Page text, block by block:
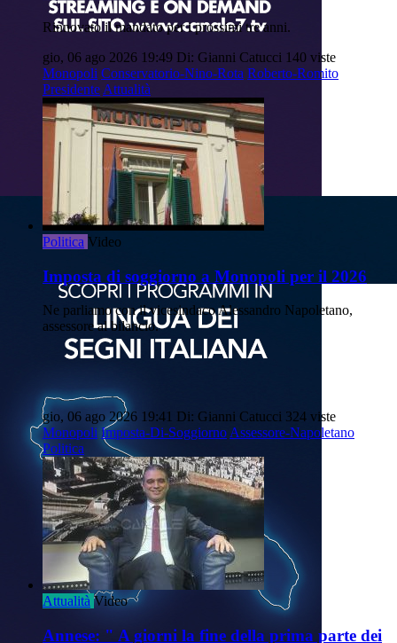
Rinnovato il mandato per i prossimi tre anni.
gio, 06 ago 2026 19:49 Di: Gianni Catucci 140 viste
Monopoli Conservatorio-Nino-Rota Roberto-Romito
Presidente Attualità
Politica Video
Imposta di soggiorno a Monopoli per il 2026
Ne parliamo con il vicesindaco Alessandro Napoletano,
assessore al bilancio.
gio, 06 ago 2026 19:41 Di: Gianni Catucci 324 viste
Monopoli Imposta-Di-SoggiornoAssessore-Napoletano
Politica
Attualità Video
Annese: " A giorni la fine della prima parte dei